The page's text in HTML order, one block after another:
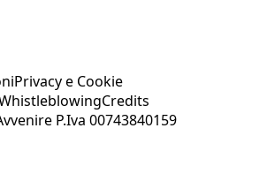
Privacy e Cookie
Credits
P.Iva 00743840159